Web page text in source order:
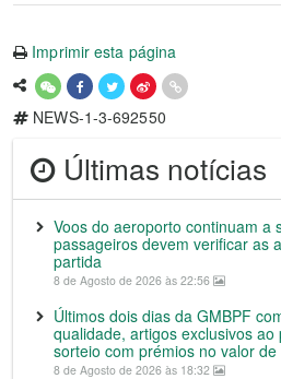
Imprimir esta página
NEWS-1-3-692550
Últimas notícias
Voos do aeroporto continuam a
passageiros devem verificar as
partida
8 de Agosto de 2026 às 22:56
Últimos dois dias da GMBPF
qualidade, artigos exclusivos
sorteio com prémios no valor
8 de Agosto de 2026 às 18:32